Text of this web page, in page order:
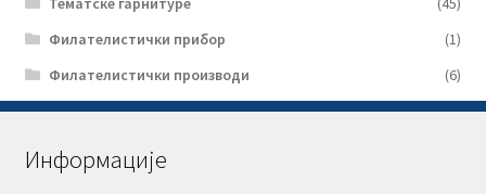
Филателистички прибор
(1)
Филателистички производи
(6)
Информације